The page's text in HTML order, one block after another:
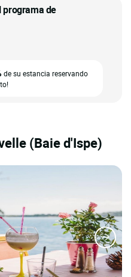
programa de
de su estancia reservando
(Baie d'Ispe)